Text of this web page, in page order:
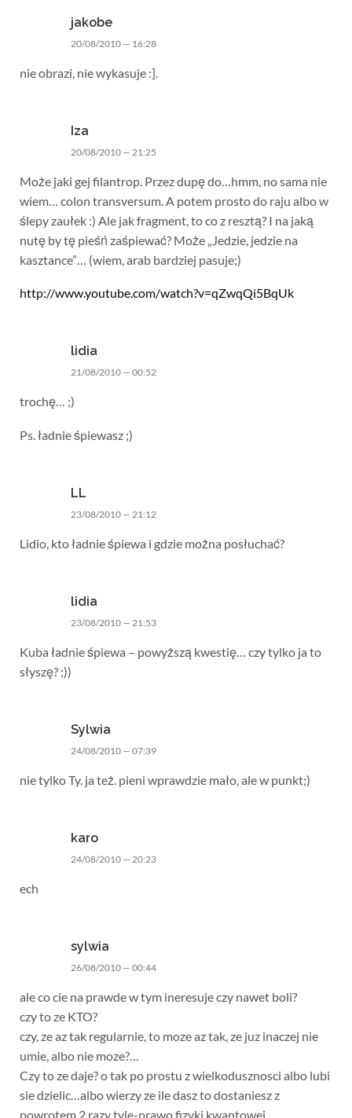
jakobe
20/08/2010 — 16:28
nie obrazi, nie wykasuje :].
Iza
20/08/2010 — 21:25
Może jaki gej filantrop. Przez dupę do…hmm, no sama nie
wiem… colon transversum. A potem prosto do raju albo w
ślepy zaułek :) Ale jak fragment, to co z resztą? I na jaką
nutę by tę pieśń zaśpiewać? Może „Jedzie, jedzie na
kasztance”… (wiem, arab bardziej pasuje;)
http://www.youtube.com/watch?v=qZwqQi5BqUk
lidia
21/08/2010 — 00:52
trochę… ;)
Ps. ładnie śpiewasz ;)
LL
23/08/2010 — 21:12
Lidio, kto ładnie śpiewa i gdzie można posłuchać?
lidia
23/08/2010 — 21:53
Kuba ładnie śpiewa – powyższą kwestię… czy tylko ja to
słyszę? ;))
Sylwia
24/08/2010 — 07:39
nie tylko Ty. ja też. pieni wprawdzie mało, ale w punkt;)
karo
24/08/2010 — 20:23
ech
sylwia
26/08/2010 — 00:44
ale co cie na prawde w tym ineresuje czy nawet boli?
czy to ze KTO?
czy, ze az tak regularnie, to moze az tak, ze juz inaczej nie
umie, albo nie moze?…
Czy to ze daje? o tak po prostu z wielkodusznosci albo lubi
sie dzielic…albo wierzy ze ile dasz to dostaniesz z
powrotem 2 razy tyle-prawo fizyki kwantowej.